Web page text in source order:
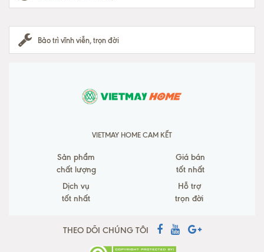
Bảo trì vĩnh viễn, trọn đời
VIETMAY HOME CAM KẾT
Sản phẩm
chất lượng
Giá bán
tốt nhất
Dịch vụ
tốt nhất
Hỗ trợ
trọn đời
THEO DÕI CHÚNG TÔI